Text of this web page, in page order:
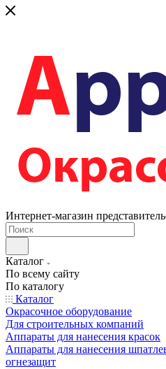
Интернет-магазин
Каталог
По всему сайту
По каталогу
Каталог
Окрасочное оборудование
Для строительных компаний
Аппараты для нанесения красок
Аппараты для нанесения
огнезащит